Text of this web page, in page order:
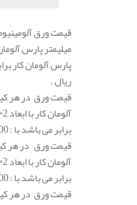
ریال .
برابر می باشد با : 1.020.000 ریال .
برابر می باشد با : 1.020.000 ریال .